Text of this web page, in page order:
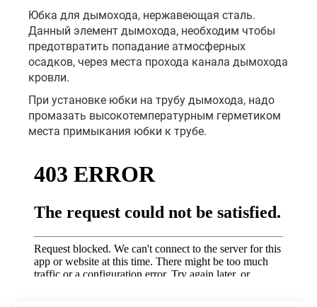
Юбка для дымохода, нержавеющая сталь.
Данный элемент дымохода, необходим чтобы
предотвратить попадание атмосферных
осадков, через места прохода канала дымохода
кровли.
При установке юбки на трубу дымохода, надо
промазать высокотемпературным герметиком
места примыкания юбки к трубе.